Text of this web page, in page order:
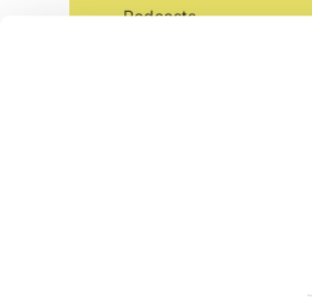
Podcasts